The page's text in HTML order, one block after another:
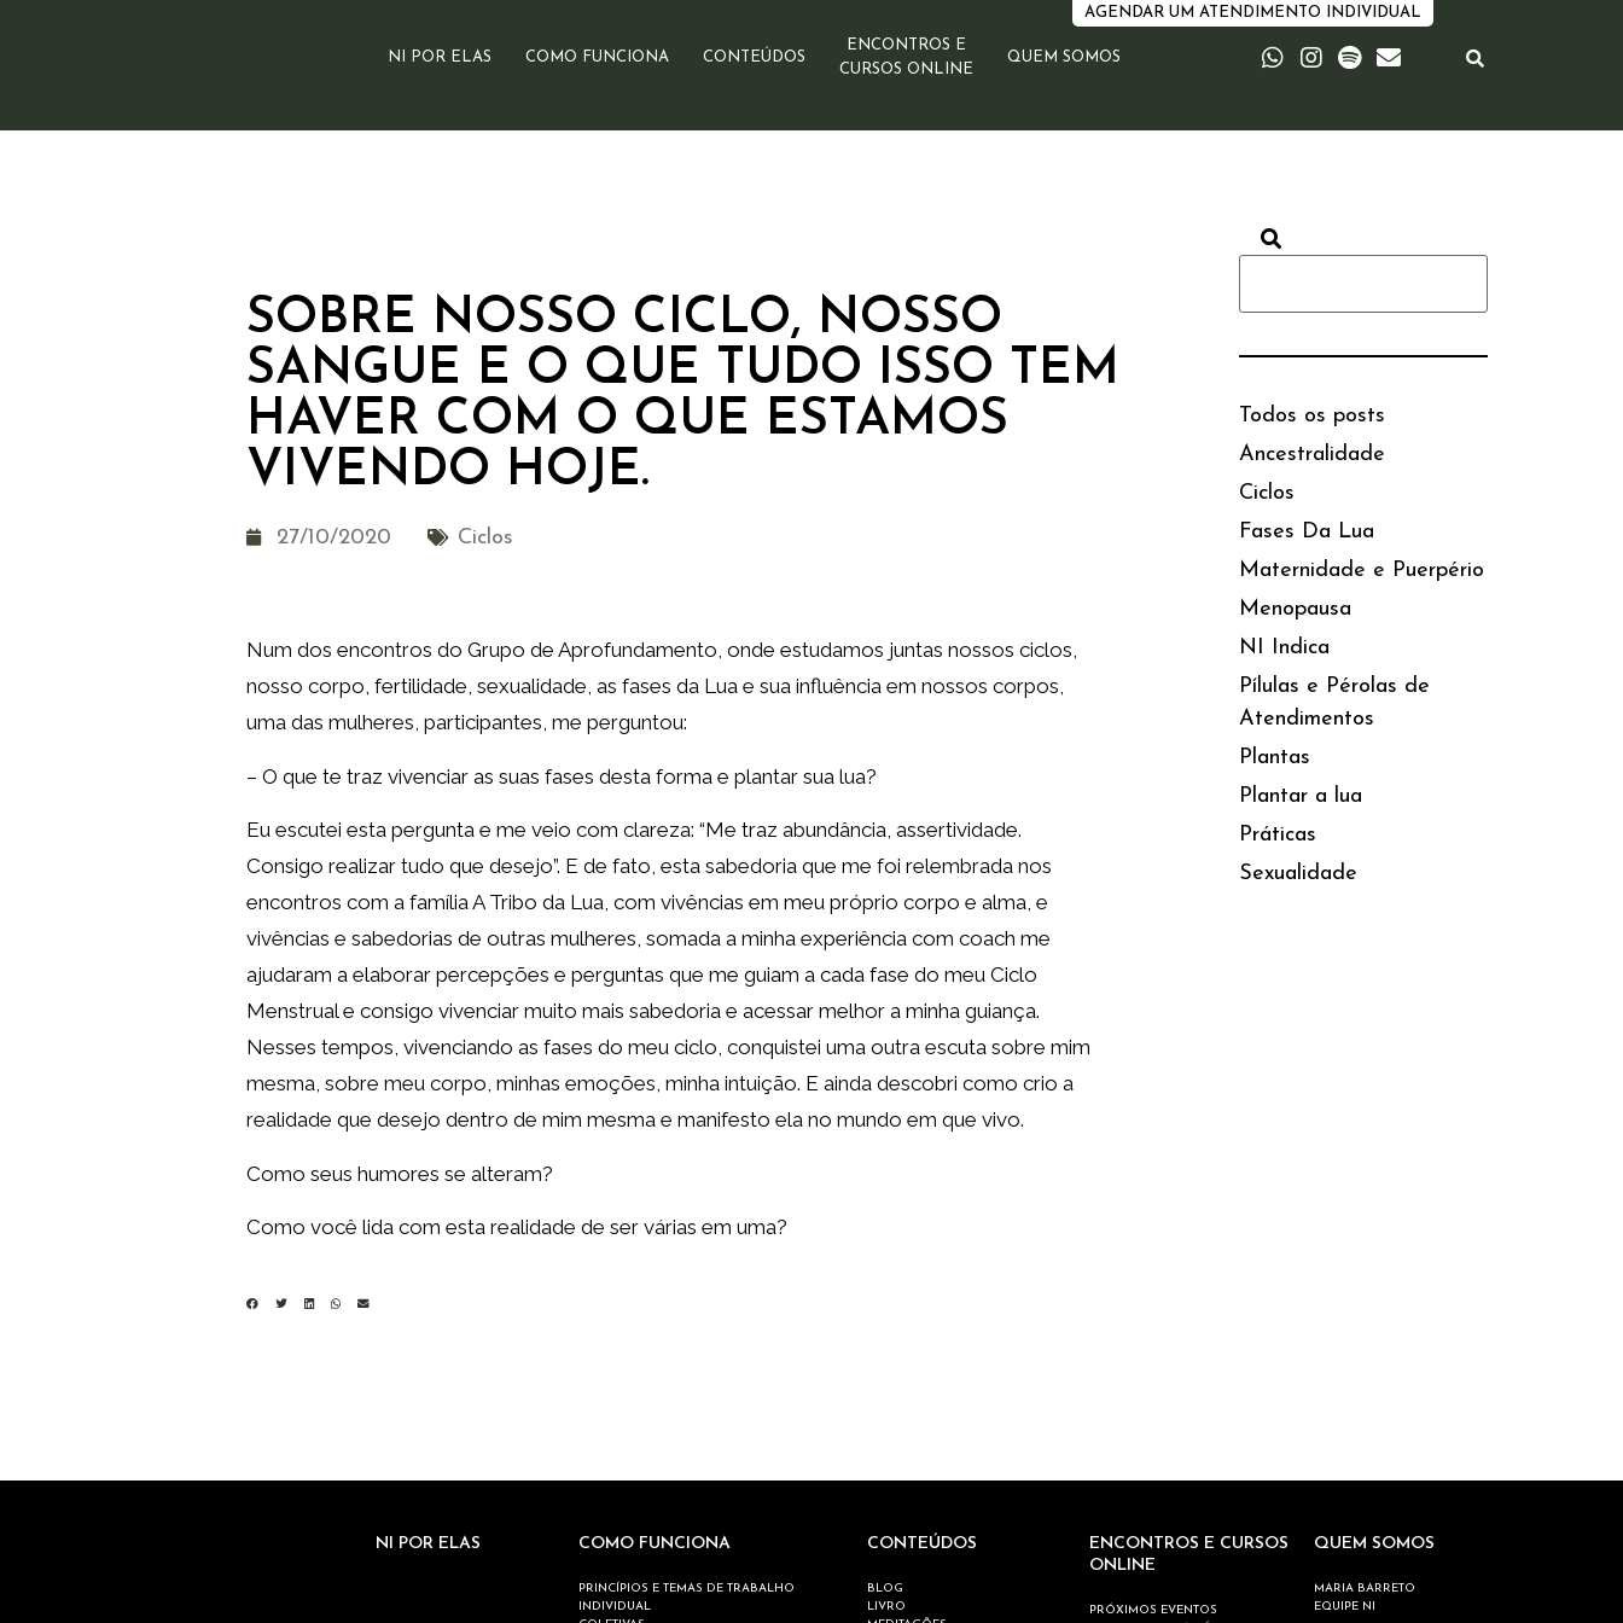
AGENDAR UM ATENDIMENTO INDIVIDUAL
NI POR ELAS COMO FUNCIONA CONTEÚDOS
ENCONTROS E
CURSOS ONLINE
QUEM SOMOS
SOBRE NOSSO CICLO, NOSSO
SANGUE E O QUE TUDO ISSO TEM
HAVER COM O QUE ESTAMOS
VIVENDO HOJE.
27/10/2020 Ciclos
Num dos encontros do Grupo de Aprofundamento, onde estudamos juntas nossos ciclos,
nosso corpo, fertilidade, sexualidade, as fases da Lua e sua influência em nossos corpos,
uma das mulheres, participantes, me perguntou:
– O que te traz vivenciar as suas fases desta forma e plantar sua lua?
Eu escutei esta pergunta e me veio com clareza: “Me traz abundância, assertividade.
Consigo realizar tudo que desejo”. E de fato, esta sabedoria que me foi relembrada nos
encontros com a família A Tribo da Lua, com vivências em meu próprio corpo e alma, e
vivências e sabedorias de outras mulheres, somada a minha experiência com coach me
ajudaram a elaborar percepções e perguntas que me guiam a cada fase do meu Ciclo
Menstrual e consigo vivenciar muito mais sabedoria e acessar melhor a minha guiança.
Nesses tempos, vivenciando as fases do meu ciclo, conquistei uma outra escuta sobre mim
mesma, sobre meu corpo, minhas emoções, minha intuição. E ainda descobri como crio a
realidade que desejo dentro de mim mesma e manifesto ela no mundo em que vivo.
Como seus humores se alteram?
Como você lida com esta realidade de ser várias em uma?
Todos os posts
Ancestralidade
Ciclos
Fases Da Lua
Maternidade e Puerpério
Menopausa
NI Indica
Pílulas e Pérolas de
Atendimentos
Plantas
Plantar a lua
Práticas
Sexualidade
NI POR ELAS COMO FUNCIONA
PRINCÍPIOS E TEMAS DE TRABALHO
INDIVIDUAL
CONTEÚDOS
BLOG
LIVRO
ENCONTROS E CURSOS
ONLINE
PRÓXIMOS EVENTOS
QUEM SOMOS
MARIA BARRETO
EQUIPE NI